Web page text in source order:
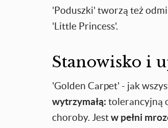
'Poduszki' tworzą też
'Little Princess'.
Stanowisko i
'Golden Carpet' - jak
wytrzymałą: tolerancyjną
choroby. Jestw pełni